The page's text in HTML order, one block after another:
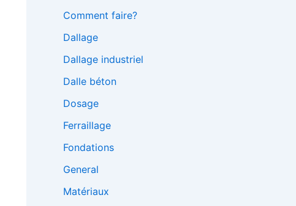
Comment faire?
Dallage
Dallage industriel
Dalle béton
Dosage
Ferraillage
Fondations
General
Matériaux